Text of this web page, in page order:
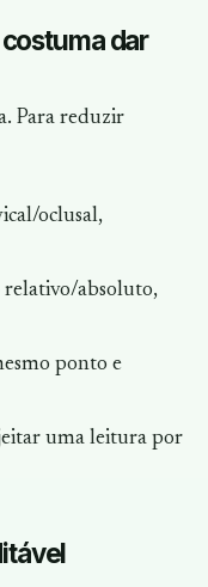
dar
Para reduzir
oclusal,
relativo/absoluto,
ponto e
uma leitura por